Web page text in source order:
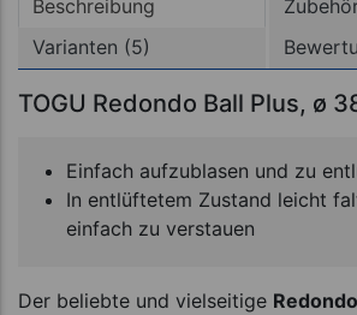
Beschreibung
Varianten (5)
TOGU Redondo Ball Plus, ø
Einfach aufzublasen und zu
In entlüftetem Zustand leicht
einfach zu verstauen
Der beliebte und vielseitige